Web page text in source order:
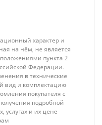
характер и
на нём, не является
пункта 2
Федерации.
в технические
вид и комплектацию
покупателя с
подробной
услугах и их цене